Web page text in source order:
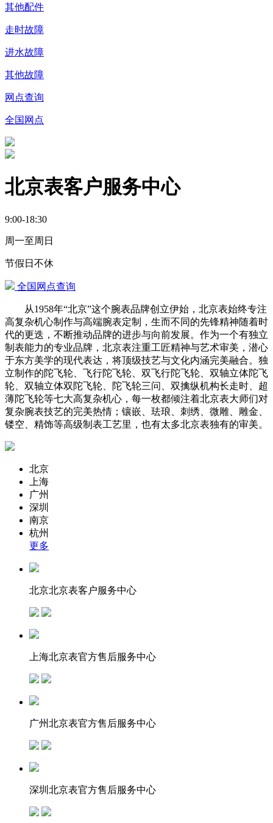
其他配件
走时故障
进水故障
其他故障
网点查询
全国网点
北京表客户服务中心
9:00-18:30
周一至周日
节假日不休
全国网点查询
从1958年“北京”这个腕表品牌创立伊始，北京表始终专注
高复杂机心制作与高端腕表定制，生而不同的先锋精神随着时
代的更迭，不断推动品牌的进步与向前发展。作为一个有独立
制表能力的专业品牌，北京表注重工匠精神与艺术审美，潜心
于东方美学的现代表达，将顶级技艺与文化内涵完美融合。独
立制作的陀飞轮、飞行陀飞轮、双飞行陀飞轮、双轴立体陀飞
轮、双轴立体双陀飞轮、陀飞轮三问、双擒纵机构长走时、超
薄陀飞轮等七大高复杂机心，每一枚都倾注着北京表大师们对
复杂腕表技艺的完美热情；镶嵌、珐琅、刺绣、微雕、雕金、
镂空、精饰等高级制表工艺里，也有太多北京表独有的审美。
北京
上海
广州
深圳
南京
杭州
更多
北京北京表客户服务中心
上海北京表官方售后服务中心
广州北京表官方售后服务中心
深圳北京表官方售后服务中心